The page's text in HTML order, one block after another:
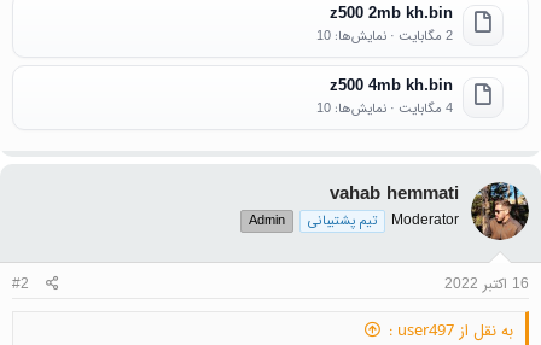
z500 2mb kh.bin
2 مگابایت · نمایش‌ها: 10
z500 4mb kh.bin
4 مگابایت · نمایش‌ها: 10
vahab hemmati
Moderator تیم پشتیبانی Admin
16 اکتبر 2022 #2
به نقل از user497 :